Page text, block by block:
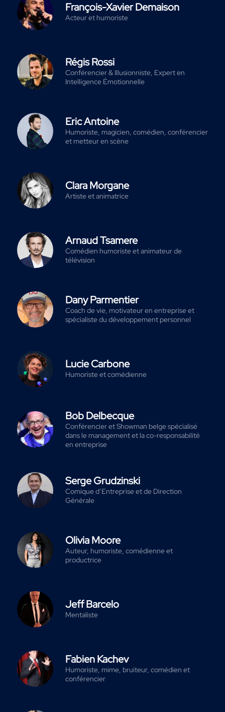
François-Xavier Demaison
Acteur et humoriste
Régis Rossi
Conférencier & Illusionniste, Expert en
Intelligence Émotionnelle
Eric Antoine
Humoriste, magicien, comédien, conférencier
et metteur en scène
Clara Morgane
Artiste et animatrice
Arnaud Tsamere
Comédien humoriste et animateur de
télévision
Dany Parmentier
Coach de vie, motivateur en entreprise et
spécialiste du développement personnel
Lucie Carbone
Humoriste et comédienne
Bob Delbecque
Conférencier et Showman belge spécialisé
dans le management et la co-responsabilité
en entreprise
Serge Grudzinski
Comique d’Entreprise et de Direction
Générale
Olivia Moore
Auteur, humoriste, comédienne et
productrice
Jeff Barcelo
Mentaliste
Fabien Kachev
Humoriste, mime, bruiteur, comédien et
conférencier